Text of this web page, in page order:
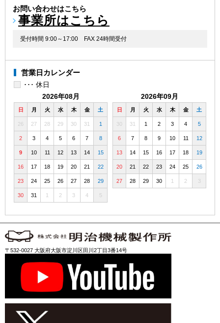
お問い合わせはこちら
事業所はこちら
受付時間 9:00～17:00 FAX 24時間受付
営業日カレンダー
･･･ 休日
2026年08月
日 月 火 水 木 金 土
26 27 28 29 30 31 1
2 3 4 5 6 7 8
9 10 11 12 13 14 15
16 17 18 19 20 21 22
23 24 25 26 27 28 29
30 31 1 2 3 4 5
2026年09月
日 月 火 水 木 金 土
30 31 1 2 3 4 5
6 7 8 9 10 11 12
13 14 15 16 17 18 19
20 21 22 23 24 25 26
27 28 29 30 1 2 3
〒532-0027 大阪府大阪市淀川区田川2丁目3番14号